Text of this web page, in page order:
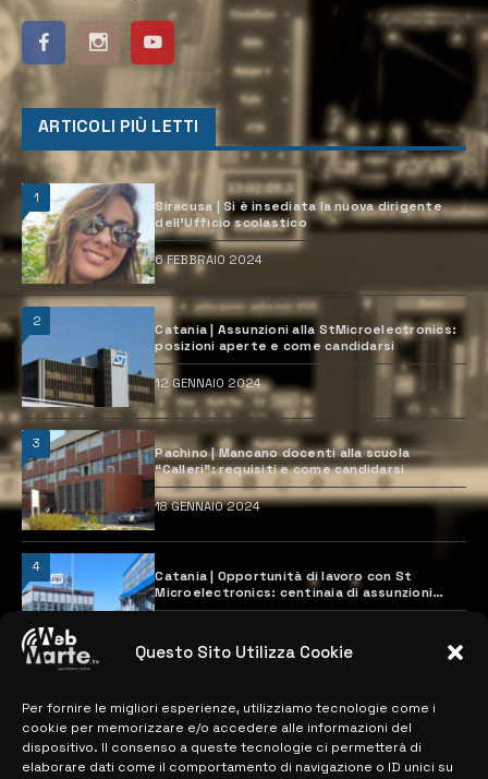
Questo Sito Utilizza Cookie
Per fornire le migliori esperienze, utilizziamo tecnologie come i
cookie per memorizzare e/o accedere alle informazioni del
dispositivo. Il consenso a queste tecnologie ci permetterà di
elaborare dati come il comportamento di navigazione o ID unici su
ARTICOLI PIÙ LETTI
1
Siracusa | Si è insediata la nuova dirigente
dell’Ufficio scolastico
6 FEBBRAIO 2024
2
Catania | Assunzioni alla StMicroelectronics:
posizioni aperte e come candidarsi
12 GENNAIO 2024
3
Pachino | Mancano docenti alla scuola
“Calleri”: requisiti e come candidarsi
18 GENNAIO 2024
4
Catania | Opportunità di lavoro con St
Microelectronics: centinaia di assunzioni
previste
MAPPA DEL SITO
> NOTIZIE